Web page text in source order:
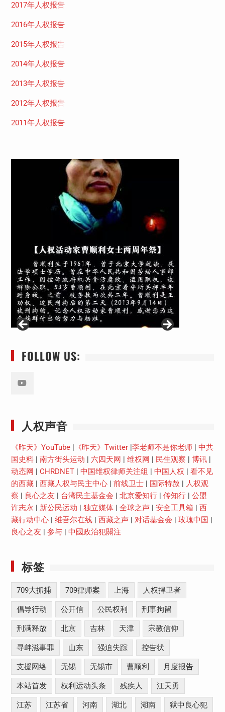
2017年人权报告
2016年人权报告
2015年人权报告
2014年人权报告
2013年人权报告
2012年人权报告
2011年人权报告
FOLLOW US:
人权声音
《昨天》YouTube| 《昨天》Twitter| 李老师不是你老师| 中共
国史料| 南方街头运动 六四天网 维权网 民生观察 博讯|
动态网
CHRDNET| 中国维权律师关注组 中国人权
看不见
的西藏| 西藏人权与民主中心| 前线卫士| 国际特赦
人权观
察
良心之友 台湾民主基金会 北京爱知行| 传知行| 公盟
许志永
新公民运动 独立媒体| 全球之声| 安全工具箱
西
藏行动中心| 维吾尔在线| 西藏之声| 对话基金会 玫瑰中国
良心之友
参与| 中國政治犯關注
标签
709大抓捕 709律师案 上海 人权捍卫者
倡导行动 公开信 公民权利 刑事拘留
刑满释放 北京 吉林 天津 宗教信仰
寻衅滋事罪 山东 强迫失踪 控告状
支援网络 无锡 无锡市 曹顺利 月度报告
本站首发 权利运动头条 残疾人 江天勇
江苏 江苏省 河南 湖北 湖南 狱中良心犯